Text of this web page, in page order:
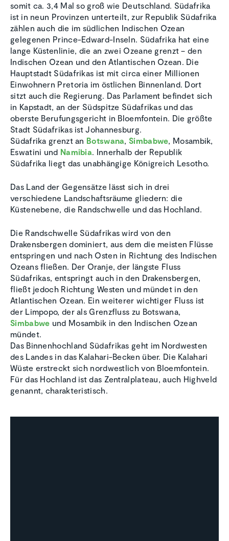
somit ca. 3,4 Mal so groß wie Deutschland. Südafrika
ist in neun Provinzen unterteilt, zur Republik Südafrika
zählen auch die im südlichen Indischen Ozean
gelegenen Prince-Edward-Inseln. Südafrika hat eine
lange Küstenlinie, die an zwei Ozeane grenzt – den
Indischen Ozean und den Atlantischen Ozean. Die
Hauptstadt Südafrikas ist mit circa einer Millionen
Einwohnern Pretoria im östlichen Binnenland. Dort
sitzt auch die Regierung. Das Parlament befindet sich
in Kapstadt, an der Südspitze Südafrikas und das
oberste Berufungsgericht in Bloemfontein. Die größte
Stadt Südafrikas ist Johannesburg.
Südafrika grenzt an Botswana,Simbabwe, Mosambik,
Eswatini und Namibia. Innerhalb der Republik
Südafrika liegt das unabhängige Königreich Lesotho.
Das Land der Gegensätze lässt sich in drei
verschiedene Landschaftsräume gliedern: die
Küstenebene, die Randschwelle und das Hochland.
Die Randschwelle Südafrikas wird von den
Drakensbergen dominiert, aus dem die meisten Flüsse
entspringen und nach Osten in Richtung des Indischen
Ozeans fließen. Der Oranje, der längste Fluss
Südafrikas, entspringt auch in den Drakensbergen,
fließt jedoch Richtung Westen und mündet in den
Atlantischen Ozean. Ein weiterer wichtiger Fluss ist
der Limpopo, der als Grenzfluss zu Botswana,
Simbabwe und Mosambik in den Indischen Ozean
mündet.
Das Binnenhochland Südafrikas geht im Nordwesten
des Landes in das Kalahari-Becken über. Die Kalahari
Wüste erstreckt sich nordwestlich von Bloemfontein.
Für das Hochland ist das Zentralplateau, auch Highveld
genannt, charakteristisch.